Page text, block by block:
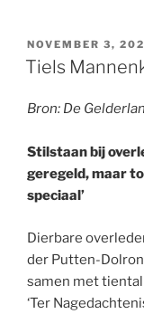
GEPLAATST
OP
NOVEMBER 3,
Tiels
Bron: De
Stilstaan bij
geregeld, maar
speciaal’
Dierbare
der Putten-Dolron
samen met
‘Ter